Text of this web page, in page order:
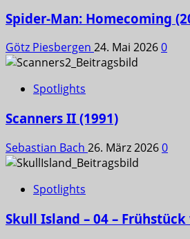
Spider-Man: Homecoming
Götz Piesbergen 24. Mai 20260
Spotlights
Scanners II (1991)
Sebastian Bach 26. März 20260
Spotlights
Skull Island – 04 –